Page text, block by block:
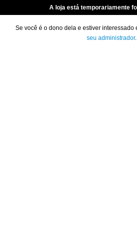
A loja está temporariamente
Se você é o dono dela e estiver interessado
seu administrador.